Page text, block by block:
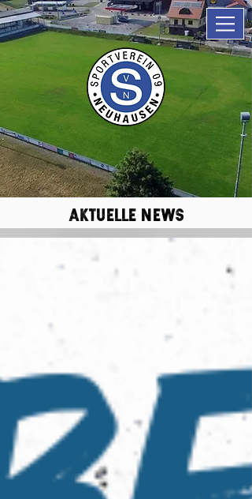
aktuelle news